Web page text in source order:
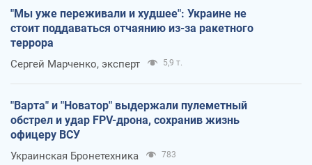
"Мы уже переживали и худшее": Украине не
стоит поддаваться отчаянию из-за ракетного
террора
Сергей Марченко, эксперт 5,9 т.
"Варта" и "Новатор" выдержали пулеметный
обстрел и удар FPV-дрона, сохранив жизнь
офицеру ВСУ
Украинская Бронетехника 783